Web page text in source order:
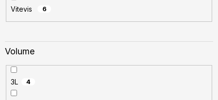
Vitevis 6
Volume
3L 4